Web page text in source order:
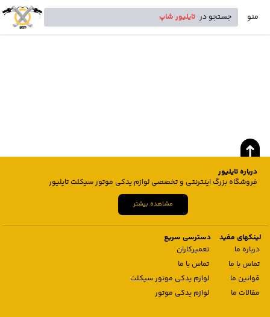
منو جستجو در تایلیور شاپ
درباره تایلیور
فروشگاه بزرگ اینترنتی و تخصصی لوازم یدکی موتور سیکلت تایلیور
مشاهده بیشتر
لینکهای مفید
درباره ما
تماس با ما
قوانین ما
مقالات ما
دسترسی سریع
تعمیرکاران
تماس با ما
لوازم یدکی موتور سیکلت
لوازم یدکی موتور